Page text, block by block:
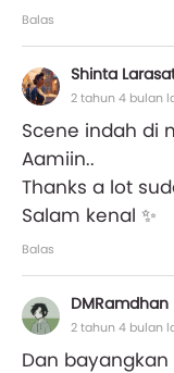
Balas
Shinta
2 tahun 4 bulan
Scene indah di
Aamiin..
Thanks a lot
Salam kenal ✨
Balas
DMRamdhan
2 tahun 4 bulan
Dan